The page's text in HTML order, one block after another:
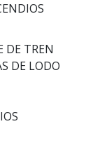
DE TREN
DE LODO